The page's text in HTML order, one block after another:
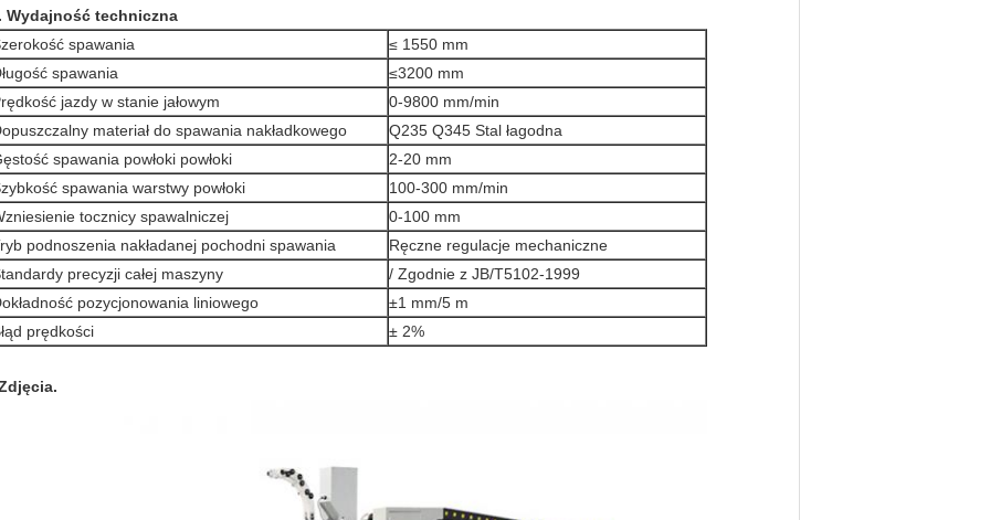
Wydajność techniczna
spawania
≤ 1550 mm
spawania
≤3200 mm
jazdy w stanie jałowym
0-9800 mm/min
materiał do spawania nakładkowego
Q235 Q345 Stal łagodna
spawania powłoki powłoki
2-20 mm
spawania warstwy powłoki
100-300 mm/min
tocznicy spawalniczej
0-100 mm
podnoszenia nakładanej pochodni spawania
Ręczne regulacje mechaniczne
precyzji całej maszyny
/ Zgodnie z JB/T5102-1999
pozycjonowania liniowego
±1 mm/5 m
prędkości
± 2%